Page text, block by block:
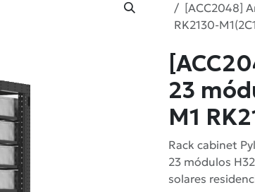
[ACC2048]
RK2130-
23
M1
Rack cabinet
23 módulos
solares